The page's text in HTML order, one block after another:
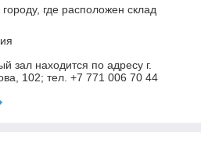
где расположен склад
зал находится по адресу г.
102; тел. +7 771 006 70 44